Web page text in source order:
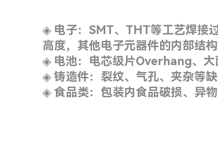
◈ 电子：SMT、THT等工艺焊接
高度，其他电子元器件的内部结
◈ 电池：电芯级片Overhang、
◈ 铸造件：裂纹、气孔、夹杂等
◈ 食品类：包装内食品破损、异